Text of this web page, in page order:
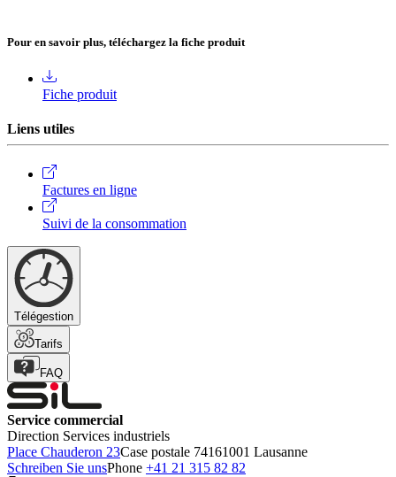
Pour en savoir plus, téléchargez la fiche produit
Fiche produit
Liens utiles
Factures en ligne
Suivi de la consommation
Télégestion
Tarifs
FAQ
Service commercial
Direction Services industriels
Place Chauderon 23Case postale 74161001 Lausanne
Schreiben Sie unsPhone +41 21 315 82 82